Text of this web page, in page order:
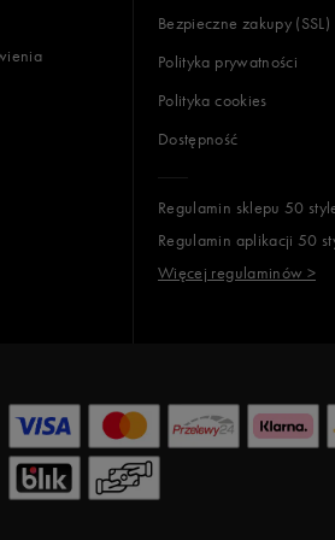
Bezpieczne zakupy (SSL)
Polityka prywatności
Polityka cookies
Dostępność
Regulamin sklepu 50
Regulamin aplikacji 50
Więcej regulaminów >